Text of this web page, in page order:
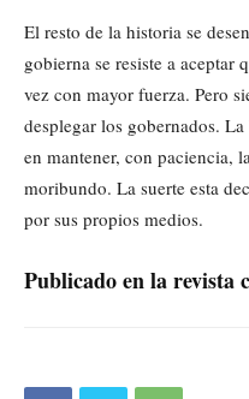
El resto de la historia se
gobierna se resiste a aceptar
vez con mayor fuerza. Pero
desplegar los gobernados.
en mantener, con paciencia,
moribundo. La suerte esta
por sus propios medios.
Publicado en la revista